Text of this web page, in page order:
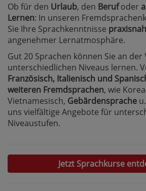
Ob für den Urlaub, den Berufoder
Lernen: In unseren
Sie Ihre Sprachkenntnisse praxisnah
angenehmer Lernatmosphäre.
Gut 20 Sprachen können Sie an der
unterschiedlichen Niveaus lernen.
Französisch, Italienisch und
weiteren Fremdsprachen, wie
Vietnamesisch, Gebärdensprache
uns vielfältige Angebote für
Niveaustufen.
Jetzt Sprachkurse